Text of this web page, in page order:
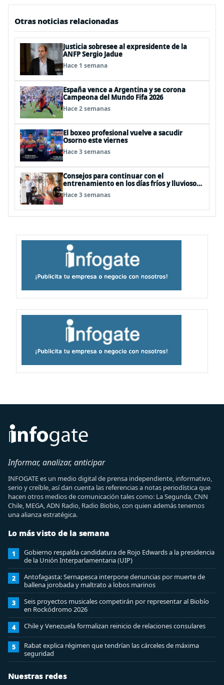
Otras noticias relacionadas
Justicia sobresee al expresidente de la
ANFP Sergio Jadue
Hace 1 semana
España vence a Argentina y se corona
Campeona del Mundo Fifa 2026
Hace 2 semanas
El boxeo profesional vuelve a sacudir
Osorno este viernes
Hace 3 semanas
Consejos para continuar con el
entrenamiento en los días fríos y lluviosos
de invierno
Hace 3 semanas
Informar, analizar, anticipar
INFOGATE es un medio digital de prensa independiente, informativo,
serio y creíble, así dan cuenta las referencias a notas periodística que
hacen otros medios de comunicación tales como: La Segunda, CNN
Chile, MEGA, ADN Radio, Radio Biobio, con quien además tenemos
una alianza estratégica.
Lo más visto de la semana
1
Gobierno respalda candidatura de Rojo Edwards a la presidencia
de la Unión Interparlamentaria (UIP)
2
Antofagasta: Sernapesca interpone denuncias por muerte de
ballena jorobada y maltrato a lobos marinos
3
Seis proyectos musicales competirán por representar al Biobío
en Rockódromo 2026
4 Chile y Venezuela formalizan reinicio de relaciones consulares
5
Rabat explica régimen que tendrían las cárceles de máxima
seguridad
Nuestras redes